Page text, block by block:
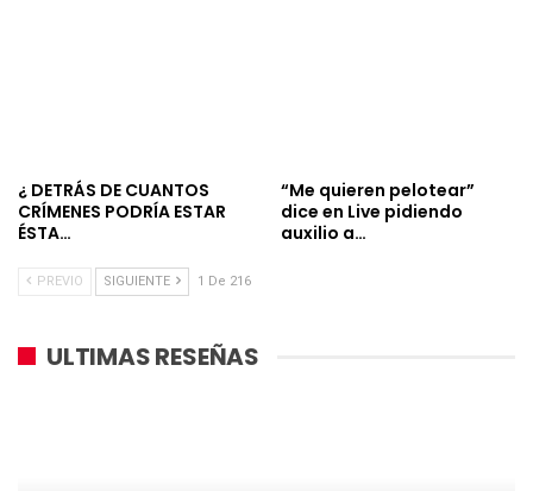
¿ DETRÁS DE CUANTOS
CRÍMENES PODRÍA ESTAR
ÉSTA…
“Me quieren pelotear”
dice en Live pidiendo
auxilio a…
PREVIO SIGUIENTE 1 De 216
ULTIMAS RESEÑAS